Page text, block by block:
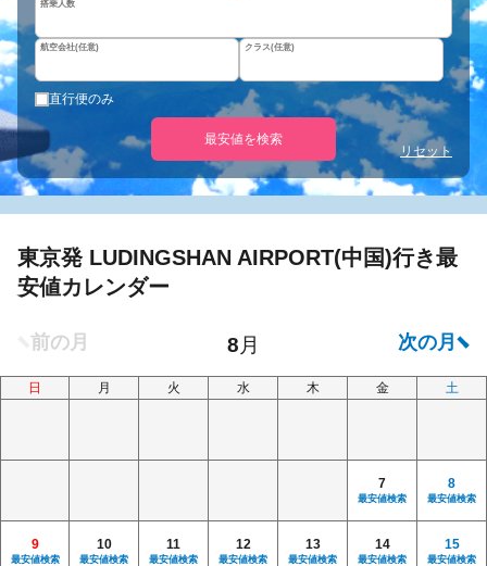
搭乗人数
航空会社(任意) クラス(任意)
直行便のみ
最安値を検索
リセット
東京発 LUDINGSHAN AIRPORT(中国)行き最
安値カレンダー
日 月 火 水 木 金 土
7
最安値検索
8
最安値検索
9
最安値検索
10
最安値検索
11
最安値検索
12
最安値検索
13
最安値検索
14
最安値検索
15
最安値検索